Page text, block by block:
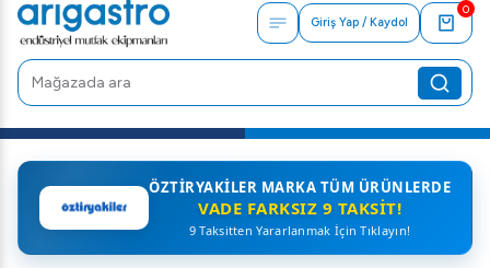
Giriş Yap / Kaydol
0
ÖZTIRYAKILER MARKA TÜM ÜRÜNLERDE
VADE FARKSIZ 9 TAKSIT!
9 Taksitten Yararlanmak İçin Tıklayın!